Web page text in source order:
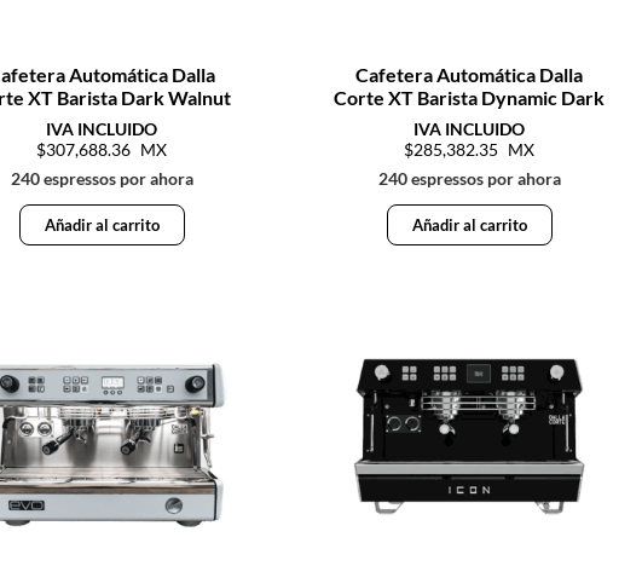
Automática Dalla
XT Barista Dark Walnut
307,688.36
240 espressos por ahora
Añadir al carrito
Cafetera Automática Dalla
Corte XT Barista Dynamic Dark
285,382.35
240 espressos por ahora
Añadir al carrito